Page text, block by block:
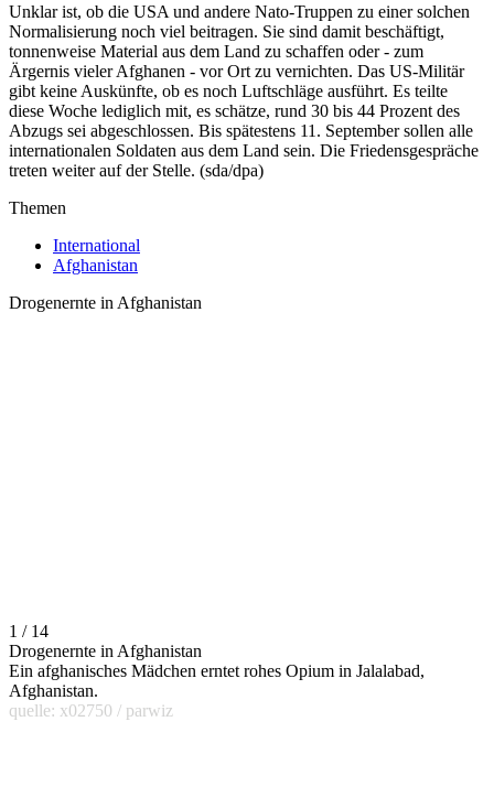
Unklar ist, ob die USA und andere Nato-Truppen zu einer solchen
Normalisierung noch viel beitragen. Sie sind damit beschäftigt,
tonnenweise Material aus dem Land zu schaffen oder - zum
Ärgernis vieler Afghanen - vor Ort zu vernichten. Das US-Militär
gibt keine Auskünfte, ob es noch Luftschläge ausführt. Es teilte
diese Woche lediglich mit, es schätze, rund 30 bis 44 Prozent des
Abzugs sei abgeschlossen. Bis spätestens 11. September sollen alle
internationalen Soldaten aus dem Land sein. Die Friedensgespräche
treten weiter auf der Stelle. (sda/dpa)
Themen
International
Afghanistan
Drogenernte in Afghanistan
1 / 14
Drogenernte in Afghanistan
Ein afghanisches Mädchen erntet rohes Opium in Jalalabad,
Afghanistan.
quelle: x02750 / parwiz